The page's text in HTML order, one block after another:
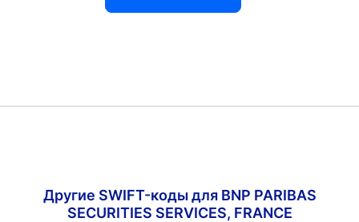
Другие SWIFT-коды для BNP PARIBAS
SECURITIES SERVICES, FRANCE